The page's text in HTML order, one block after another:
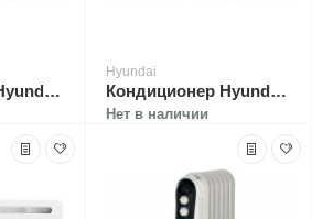
Кондиционер Hyundai H-AR3-09H-UI021
Hyundai
Кондиционер Hyundai H-AR3-18H-UI023
Нет в наличии